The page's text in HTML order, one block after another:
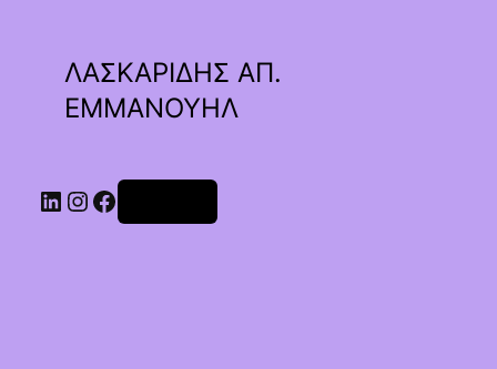
ΛΑΣΚΑΡΙΔΗΣ ΑΠ.
ΕΜΜΑΝΟΥΗΛ
Linkedin
Instagram
Facebook